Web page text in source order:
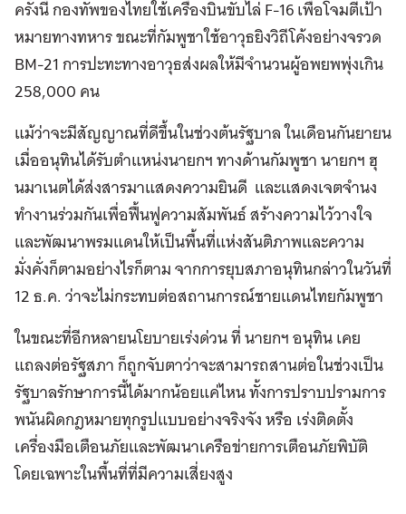
ครั้งนี้ กองทัพของไทยใช้เครื่องบินขับไล่ F-16 เพื่อโจมตีเป้า
หมายทางทหาร ขณะที่กัมพูชาใช้อาวุธยิงวิถีโค้งอย่างจรวด
BM-21 การปะทะทางอาวุธส่งผลให้มีจำนวนผู้อพยพพุ่งเกิน
258,000 คน
แม้ว่าจะมีสัญญาณที่ดีขึ้นในช่วงต้นรัฐบาล ในเดือนกันยายน
เมื่ออนุทินได้รับตำแหน่งนายกฯ ทางด้านกัมพูชา นายกฯ ฮุ
นมาเนตได้ส่งสารมาแสดงความยินดี และแสดงเจตจำนง
ทำงานร่วมกันเพื่อฟื้นฟูความสัมพันธ์ สร้างความไว้วางใจ
และพัฒนาพรมแดนให้เป็นพื้นที่แห่งสันติภาพและความ
มั่งคั่งก็ตามอย่างไรก็ตาม จากการยุบสภาอนุทินกล่าวในวันที่
12 ธ.ค. ว่าจะไม่กระทบต่อสถานการณ์ชายแดนไทยกัมพูชา
ในขณะที่อีกหลายนโยบายเร่งด่วน ที่ นายกฯ อนุทิน เคย
แถลงต่อรัฐสภา ก็ถูกจับตาว่าจะสามารถสานต่อในช่วงเป็น
รัฐบาลรักษาการนี้ได้มากน้อยแค่ไหน ทั้งการปราบปรามการ
พนันผิดกฎหมายทุกรูปแบบอย่างจริงจัง หรือ เร่งติดตั้ง
เครื่องมือเตือนภัยและพัฒนาเครือข่ายการเตือนภัยพิบัติ
โดยเฉพาะในพื้นที่ที่มีความเสี่ยงสูง